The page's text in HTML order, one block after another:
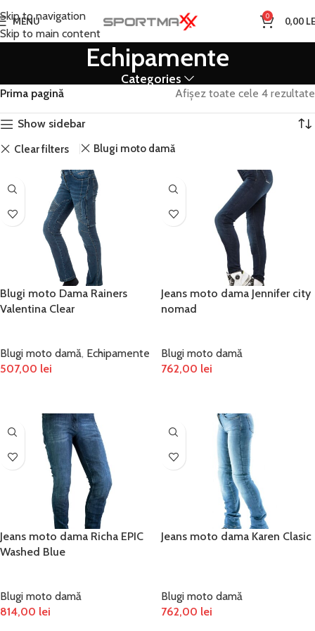
Skip to navigation
Skip to main content
MENU 0 0,00
Echipamente
Categories
Prima pagină Afișez toate cele 4 rezultate
Show sidebar
Clear filters
Blugi moto damă
Blugi moto Dama Rainers
Valentina Clear
Blugi moto damă, Echipamente
507,00 lei
Jeans moto dama Jennifer city
nomad
Blugi moto damă
762,00 lei
Jeans moto dama Richa EPIC
Washed Blue
Blugi moto damă
814,00 lei
Jeans moto dama Karen Clasic
Blugi moto damă
762,00 lei